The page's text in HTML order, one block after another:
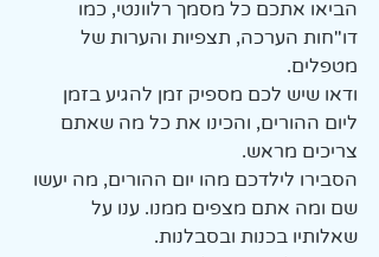
הביאו אתכם כל מסמך רלוונטי, כמו
דו"חות הערכה, תצפיות והערות של
מטפלים.
ודאו שיש לכם מספיק זמן להגיע בזמן
ליום ההורים, והכינו את כל מה שאתם
צריכים מראש.
הסבירו לילדכם מהו יום ההורים, מה יעשו
שם ומה אתם מצפים ממנו. ענו על
שאלותיו בכנות ובסבלנות.